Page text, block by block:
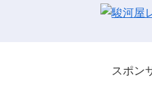
スポン